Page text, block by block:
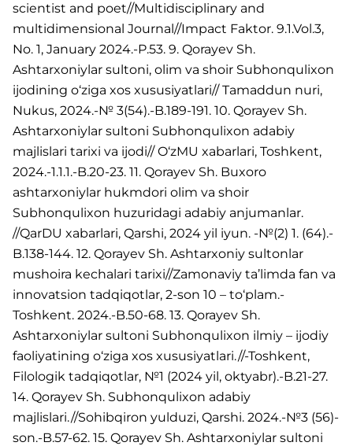
scientist and poet//Multidisciplinary and
multidimensional Journal//Impact Faktor. 9.1.Vol.3,
No. 1, January 2024.-P.53. 9. Qorayev Sh.
Ashtarxoniylar sultoni, olim va shoir Subhonqulixon
ijodining o‘ziga xos xususiyatlari// Tamaddun nuri,
Nukus, 2024.-№ 3(54).-B.189-191. 10. Qorayev Sh.
Ashtarxoniylar sultoni Subhonqulixon adabiy
majlislari tarixi va ijodi// O‘zMU xabarlari, Toshkent,
2024.-1.1.1.-B.20-23. 11. Qorayev Sh. Buxoro
ashtarxoniylar hukmdori olim va shoir
Subhonqulixon huzuridagi adabiy anjumanlar.
//QarDU xabarlari, Qarshi, 2024 yil iyun. -№(2) 1. (64).-
B.138-144. 12. Qorayev Sh. Ashtarxoniy sultonlar
mushoira kechalari tarixi//Zamonaviy ta’limda fan va
innovatsion tadqiqotlar, 2-son 10 – to‘plam.-
Toshkent. 2024.-B.50-68. 13. Qorayev Sh.
Ashtarxoniylar sultoni Subhonqulixon ilmiy – ijodiy
faoliyatining o‘ziga xos xususiyatlari.//-Toshkent,
Filologik tadqiqotlar, №1 (2024 yil, oktyabr).-B.21-27.
14. Qorayev Sh. Subhonqulixon adabiy
majlislari.//Sohibqiron yulduzi, Qarshi. 2024.-№3 (56)-
son.-B.57-62. 15. Qorayev Sh. Ashtarxoniylar sultoni